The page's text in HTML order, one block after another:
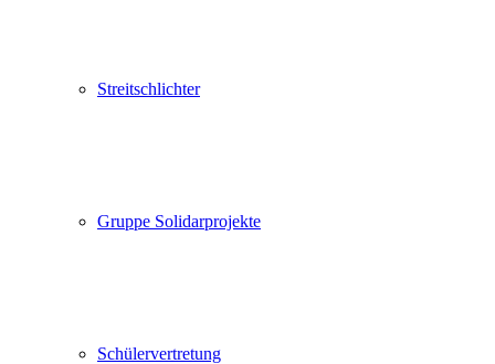
Streitschlichter
Gruppe Solidarprojekte
Schülervertretung